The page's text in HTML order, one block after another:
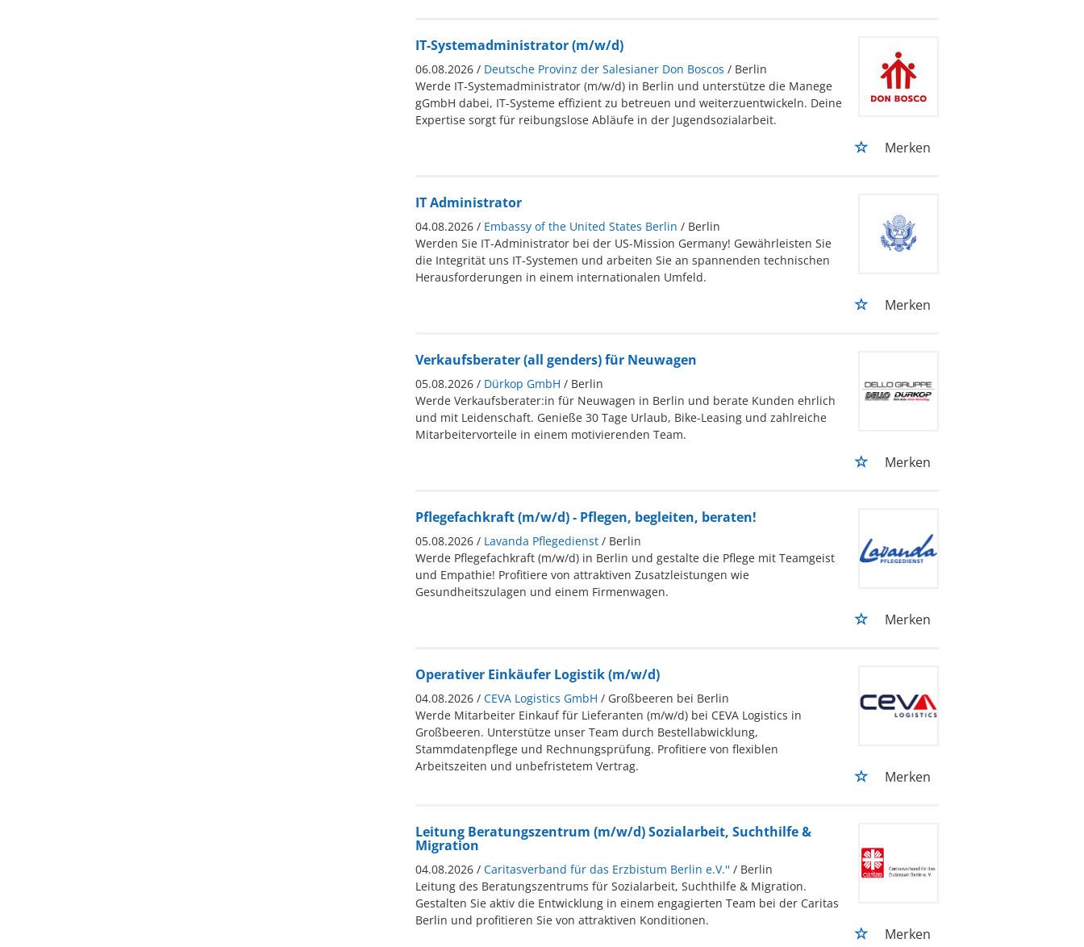
IT-Systemadministrator (m/w/d)
06.08.2026 / Deutsche Provinz der Salesianer Don Boscos / Berlin
Werde IT-Systemadministrator (m/w/d) in Berlin und unterstütze die Manege
gGmbH dabei, IT-Systeme effizient zu betreuen und weiterzuentwickeln. Deine
Expertise sorgt für reibungslose Abläufe in der Jugendsozialarbeit.
Merken
IT Administrator
04.08.2026 / Embassy of the United States Berlin / Berlin
Werden Sie IT-Administrator bei der US-Mission Germany! Gewährleisten Sie
die Integrität uns IT-Systemen und arbeiten Sie an spannenden technischen
Herausforderungen in einem internationalen Umfeld.
Merken
Verkaufsberater (all genders) für Neuwagen
05.08.2026 / Dürkop GmbH / Berlin
Werde Verkaufsberater:in für Neuwagen in Berlin und berate Kunden ehrlich
und mit Leidenschaft. Genieße 30 Tage Urlaub, Bike-Leasing und zahlreiche
Mitarbeitervorteile in einem motivierenden Team.
Merken
Pflegefachkraft (m/w/d) - Pflegen, begleiten, beraten!
05.08.2026 / Lavanda Pflegedienst / Berlin
Werde Pflegefachkraft (m/w/d) in Berlin und gestalte die Pflege mit Teamgeist
und Empathie! Profitiere von attraktiven Zusatzleistungen wie
Gesundheitszulagen und einem Firmenwagen.
Merken
Operativer Einkäufer Logistik (m/w/d)
04.08.2026 / CEVA Logistics GmbH / Großbeeren bei Berlin
Werde Mitarbeiter Einkauf für Lieferanten (m/w/d) bei CEVA Logistics in
Großbeeren. Unterstütze unser Team durch Bestellabwicklung,
Stammdatenpflege und Rechnungsprüfung. Profitiere von flexiblen
Arbeitszeiten und unbefristetem Vertrag.
Merken
Leitung Beratungszentrum (m/w/d) Sozialarbeit, Suchthilfe &
Migration
04.08.2026 / Caritasverband für das Erzbistum Berlin e.V.'' / Berlin
Leitung des Beratungszentrums für Sozialarbeit, Suchthilfe & Migration.
Gestalten Sie aktiv die Entwicklung in einem engagierten Team bei der Caritas
Berlin und profitieren Sie von attraktiven Konditionen.
Merken